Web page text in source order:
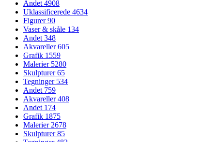
Andet 4908
Uklassificerede 4634
Figurer90
Vaser & skåle 134
Andet 348
Akvareller605
Grafik 1559
Malerier 5280
Skulpturer65
Tegninger 534
Andet 759
Akvareller408
Andet 174
Grafik 1875
Malerier 2678
Skulpturer85